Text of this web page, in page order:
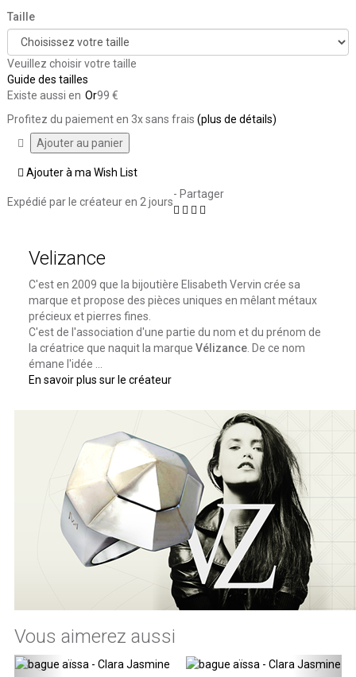
Taille
Veuillez choisir votre taille
Guide des tailles
Existe aussi en Or99 €
Profitez du paiement en 3x sans frais (plus de détails)
Ajouter à ma Wish List
Expédié par le créateuren 2 jours
- Partager
Velizance
C'est en 2009 que la bijoutière Elisabeth Vervin crée sa
marque et propose des pièces uniques en mêlant métaux
précieux et pierres fines.
C'est de l'association d'une partie du nom et du prénom de
la créatrice que naquit la marque Vélizance. De ce nom
émane l'idée ...
En savoir plus sur le créateur
Vous aimerez aussi
‹ ›